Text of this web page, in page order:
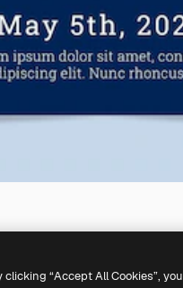
clicking “Accept All Cookies”,